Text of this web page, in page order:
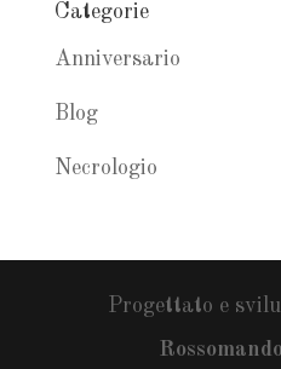
Categorie
Anniversario
Blog
Necrologio
Progettato e